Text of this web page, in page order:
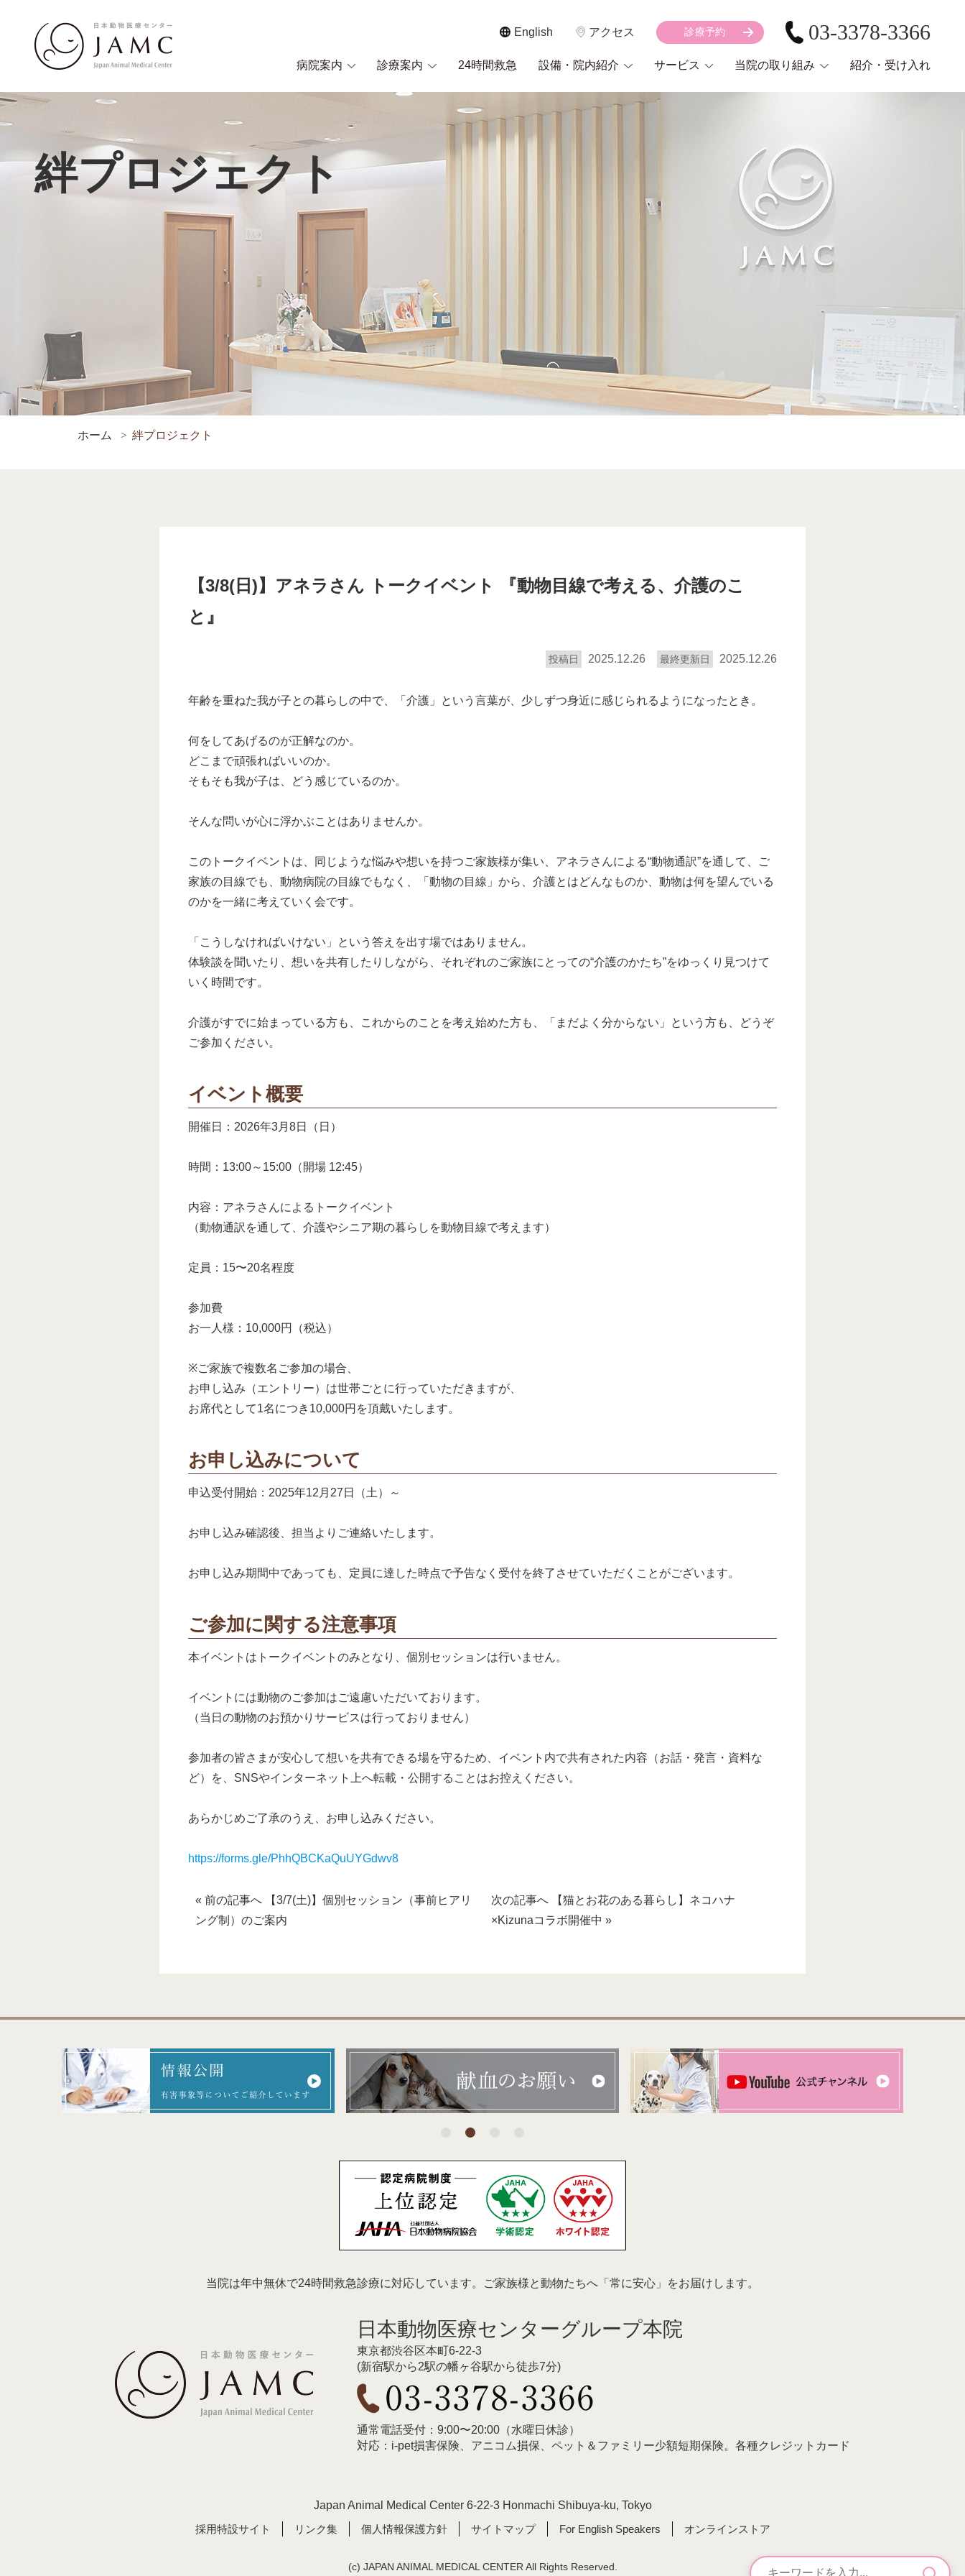
English アクセス 診療予約 03-3378-3366
病院案内 診療案内 24時間救急 設備・院内紹介 サービス 当院の取り組み 紹介・受け入れ
絆プロジェクト
ホーム 絆プロジェクト
【3/8(日)】アネラさん トークイベント 『動物目線で考える、介護のこ
と』
投稿日 2025.12.26 最終更新日 2025.12.26
年齢を重ねた我が子との暮らしの中で、「介護」という言葉が、少しずつ身近に感じられるようになったとき。
何をしてあげるのが正解なのか。
どこまで頑張ればいいのか。
そもそも我が子は、どう感じているのか。
そんな問いが心に浮かぶことはありませんか。
このトークイベントは、同じような悩みや想いを持つご家族様が集い、アネラさんによる“動物通訳”を通して、ご
家族の目線でも、動物病院の目線でもなく、「動物の目線」から、介護とはどんなものか、動物は何を望んでいる
のかを一緒に考えていく会です。
「こうしなければいけない」という答えを出す場ではありません。
体験談を聞いたり、想いを共有したりしながら、それぞれのご家族にとっての“介護のかたち”をゆっくり見つけて
いく時間です。
介護がすでに始まっている方も、これからのことを考え始めた方も、「まだよく分からない」という方も、どうぞ
ご参加ください。
イベント概要
開催日：2026年3月8日（日）
時間：13:00～15:00（開場 12:45）
内容：アネラさんによるトークイベント
（動物通訳を通して、介護やシニア期の暮らしを動物目線で考えます）
定員：15〜20名程度
参加費
お一人様：10,000円（税込）
※ご家族で複数名ご参加の場合、
お申し込み（エントリー）は世帯ごとに行っていただきますが、
お席代として1名につき10,000円を頂戴いたします。
お申し込みについて
申込受付開始：2025年12月27日（土）～
お申し込み確認後、担当よりご連絡いたします。
お申し込み期間中であっても、定員に達した時点で予告なく受付を終了させていただくことがございます。
ご参加に関する注意事項
本イベントはトークイベントのみとなり、個別セッションは行いません。
イベントには動物のご参加はご遠慮いただいております。
（当日の動物のお預かりサービスは行っておりません）
参加者の皆さまが安心して想いを共有できる場を守るため、イベント内で共有された内容（お話・発言・資料な
ど）を、SNSやインターネット上へ転載・公開することはお控えください。
あらかじめご了承のうえ、お申し込みください。
https://forms.gle/PhhQBCKaQuUYGdwv8
« 前の記事へ 【3/7(土)】個別セッション（事前ヒアリ
ング制）のご案内
次の記事へ 【猫とお花のある暮らし】ネコハナ
×Kizunaコラボ開催中 »
当院は年中無休で24時間救急診療に対応しています。 ご家族様と動物たちへ「常に安心」をお届けします。
日本動物医療センターグループ本院
東京都渋谷区本町6-22-3
(新宿駅から2駅の幡ヶ谷駅から徒歩7分)
通常電話受付：9:00〜20:00（水曜日休診）
対応：i-pet損害保険、アニコム損保、ペット＆ファミリー少額短期保険。各種クレジットカード
Japan Animal Medical Center 6-22-3 Honmachi Shibuya-ku, Tokyo
採用特設サイト
リンク集 個人情報保護方針 サイトマップ For English Speakers オンラインストア
(c) JAPAN ANIMAL MEDICAL CENTER All Rights Reserved.